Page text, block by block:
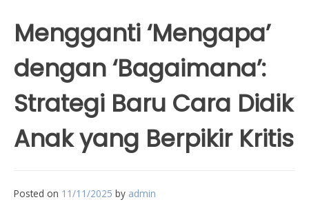
Mengganti ‘Mengapa’
dengan ‘Bagaimana’:
Strategi Baru Cara Didik
Anak yang Berpikir Kritis
Posted on 11/11/2025 by admin